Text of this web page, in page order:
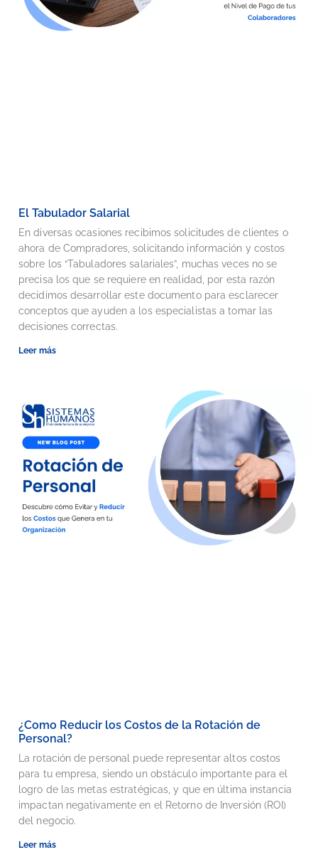
El Tabulador Salarial
En diversas ocasiones recibimos solicitudes de clientes o
ahora de Compradores, solicitando información y costos
sobre los “Tabuladores salariales”, muchas veces no se
precisa los que se requiere en realidad, por esta razón
decidimos desarrollar este documento para esclarecer
conceptos que ayuden a los especialistas a tomar las
decisiones correctas.
Leer más
¿Como Reducir los Costos de la Rotación de
Personal?
La rotación de personal puede representar altos costos
para tu empresa, siendo un obstáculo importante para el
logro de las metas estratégicas, y que en última instancia
impactan negativamente en el Retorno de Inversión (ROI)
del negocio.
Leer más